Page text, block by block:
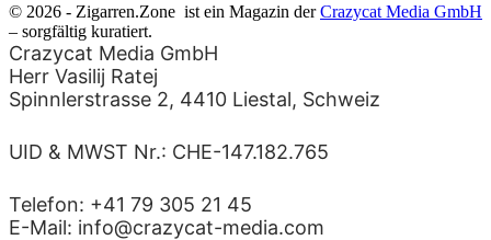
© 2026 - Zigarren.Zone ist ein Magazin derCrazycat Media GmbH
– sorgfältig kuratiert.
Crazycat Media GmbH
Herr Vasilij Ratej
Spinnlerstrasse 2, 4410 Liestal, Schweiz
UID & MWST Nr.: CHE-147.182.765
Telefon: +41 79 305 21 45
E-Mail: info@crazycat-media.com